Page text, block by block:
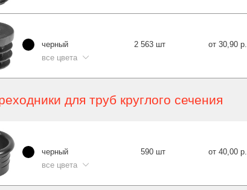
черный
все цвета
2 563 шт от 30,90 р.
для труб круглого сечения
черный
все цвета
590 шт от 40,00 р.